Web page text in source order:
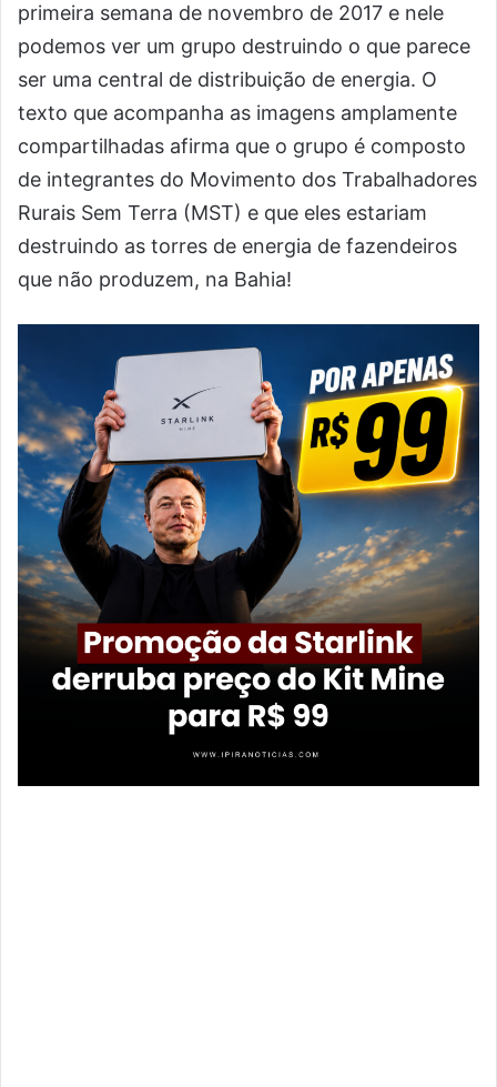
primeira semana de novembro de 2017 e nele
podemos ver um grupo destruindo o que parece
ser uma central de distribuição de energia. O
texto que acompanha as imagens amplamente
compartilhadas afirma que o grupo é composto
de integrantes do Movimento dos Trabalhadores
Rurais Sem Terra (MST) e que eles estariam
destruindo as torres de energia de fazendeiros
que não produzem, na Bahia!